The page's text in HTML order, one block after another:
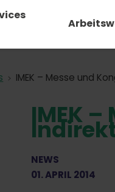
IMEK – Messe und
IMEK
NEWS
01. APRIL 2014